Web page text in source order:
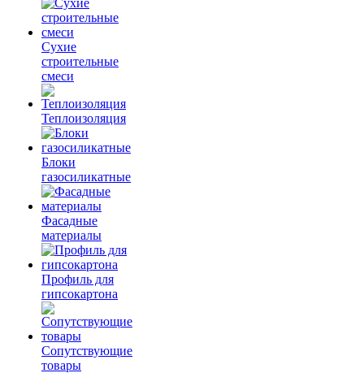
Сухие
строительные
смеси
Теплоизоляция
Блоки
газосиликатные
Фасадные
материалы
Профиль для
гипсокартона
Сопутствующие
товары